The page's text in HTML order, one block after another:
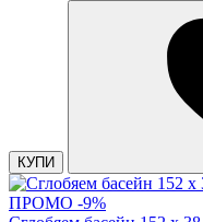
КУПИ
ПРОМО -9%